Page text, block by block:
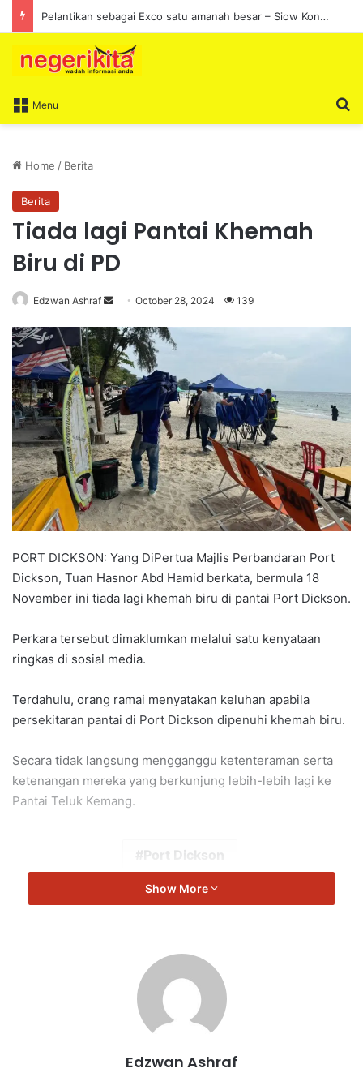
Pelantikan sebagai Exco satu amanah besar – Siow Kong Choon
Menu
Home / Berita
Berita
Tiada lagi Pantai Khemah
Biru di PD
Edzwan Ashraf
n
d
a
n
e
m
a
l
October 28, 2024 139
PORT DICKSON: Yang DiPertua Majlis Perbandaran Port
Dickson, Tuan Hasnor Abd Hamid berkata, bermula 18
November ini tiada lagi khemah biru di pantai Port Dickson.
Perkara tersebut dimaklumkan melalui satu kenyataan
ringkas di sosial media.
Terdahulu, orang ramai menyatakan keluhan apabila
persekitaran pantai di Port Dickson dipenuhi khemah biru.
Secara tidak langsung mengganggu ketenteraman serta
ketenangan mereka yang berkunjung lebih-lebih lagi ke
Pantai Teluk Kemang.
Port Dickson
Show More
Edzwan Ashraf